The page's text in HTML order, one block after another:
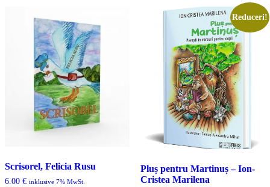
Scrisorel, Felicia Rusu
6.00 € inklusive 7% MwSt.
Reduceri!
Pluș pentru Martinuș – Ion-
Cristea Marilena